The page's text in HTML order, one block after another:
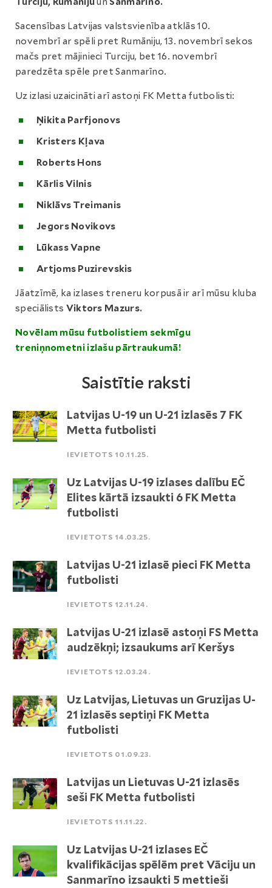
Sacensības Latvijas valstsvienība atklās 10.
novembrī ar spēli pret Rumāniju, 13. novembrī sekos
mačs pret mājinieci Turciju, bet 16. novembrī
paredzēta spēle pret Sanmarīno.
Uz izlasi uzaicināti arī astoņi FK Metta futbolisti:
Ņikita Parfjonovs
Kristers Kļava
Roberts Hons
Kārlis Vilnis
Niklāvs Treimanis
Jegors Novikovs
Lūkass Vapne
Artjoms Puzirevskis
Jāatzīmē, ka izlases treneru korpusā ir arī mūsu kluba
speciālists Viktors Mazurs.
Novēlam mūsu futbolistiem sekmīgu
treniņnometni izlašu pārtraukumā!
Saistītie raksti
Latvijas U-19 un U-21 izlasēs 7 FK
Metta futbolisti
IEVIETOTS 10.11.25.
Uz Latvijas U-19 izlases dalību EČ
Elites kārtā izsaukti 6 FK Metta
futbolisti
IEVIETOTS 14.03.25.
Latvijas U-21 izlasē pieci FK Metta
futbolisti
IEVIETOTS 12.11.24.
Latvijas U-21 izlasē astoņi FS Metta
audzēkņi; izsaukums arī Keršys
IEVIETOTS 12.03.24.
Uz Latvijas, Lietuvas un Gruzijas U-
21 izlasēs septiņi FK Metta
futbolisti
IEVIETOTS 01.09.23.
Latvijas un Lietuvas U-21 izlasēs
seši FK Metta futbolisti
IEVIETOTS 11.11.22.
Uz Latvijas U-21 izlases EČ
kvalifikācijas spēlēm pret Vāciju un
Sanmarīno izsaukti 5 mettieši